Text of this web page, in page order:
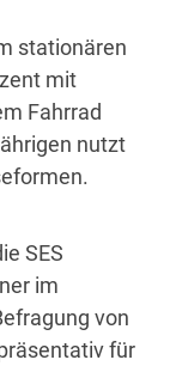
stationären
mit
Fahrrad
nutzt
SES
im
von
für